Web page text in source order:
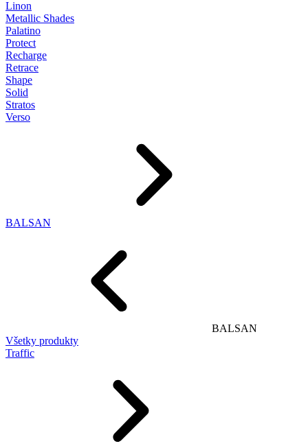
Linon
Metallic Shades
Palatino
Protect
Recharge
Retrace
Shape
Solid
Stratos
Verso
BALSAN
BALSAN
Všetky produkty
Traffic